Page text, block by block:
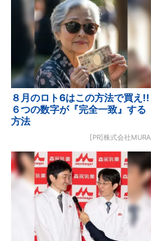
８月のロト6はこの方法で買え!!
６つの数字が『完全一致』する
方法
[PR]株式会社MURA